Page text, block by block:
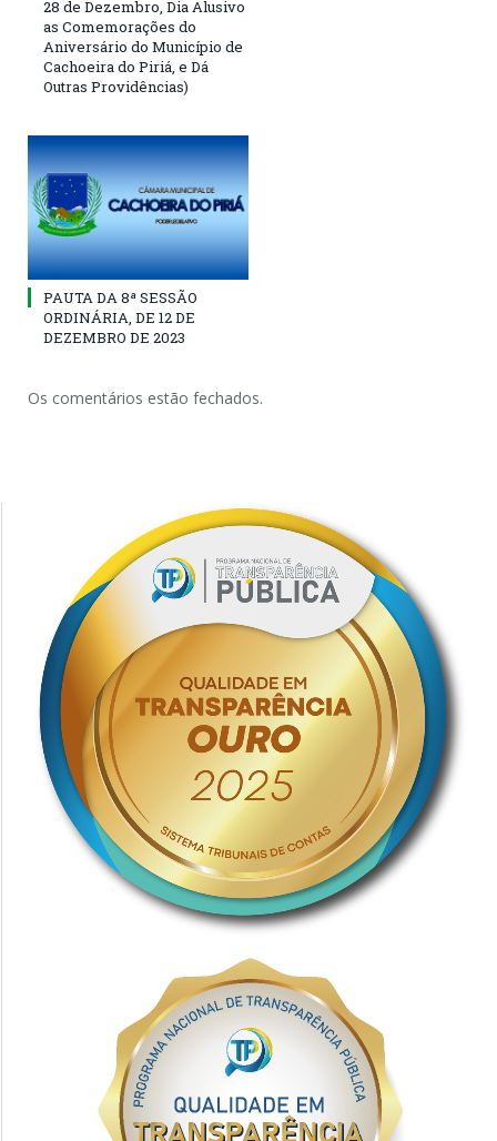
28 de Dezembro, Dia Alusivo
as Comemorações do
Aniversário do Município de
Cachoeira do Piriá, e Dá
Outras Providências)
PAUTA DA 8ª SESSÃO
ORDINÁRIA, DE 12 DE
DEZEMBRO DE 2023
Os comentários estão fechados.